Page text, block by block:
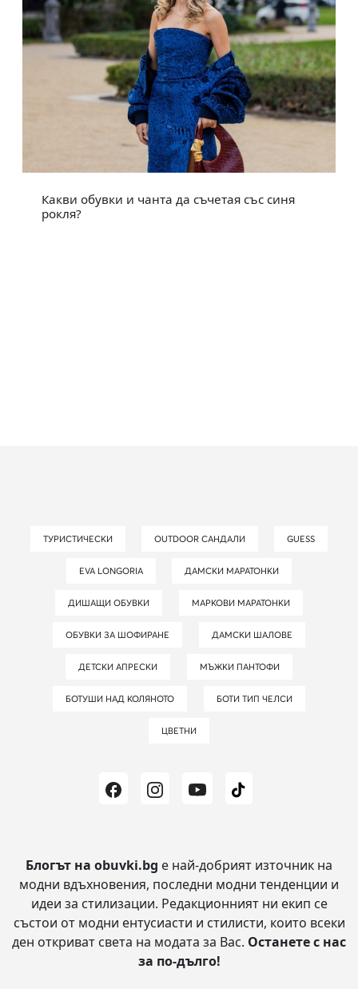
Какви обувки и чанта да съчетая със синя
рокля?
ТУРИСТИЧЕСКИ OUTDOOR САНДАЛИ GUESS
EVA LONGORIA ДАМСКИ МАРАТОНКИ
ДИШАЩИ ОБУВКИ МАРКОВИ МАРАТОНКИ
ОБУВКИ ЗА ШОФИРАНЕ ДАМСКИ ШАЛОВЕ
ДЕТСКИ АПРЕСКИ МЪЖКИ ПАНТОФИ
БОТУШИ НАД КОЛЯНОТО БОТИ ТИП ЧЕЛСИ
ЦВЕТНИ
Блогът на obuvki.bg е най-добрият източник на
модни вдъхновения, последни модни тенденции и
идеи за стилизации. Редакционният ни екип се
състои от модни ентусиасти и стилисти, които всеки
ден откриват света на модата за Вас. Останете с нас
за по-дълго!